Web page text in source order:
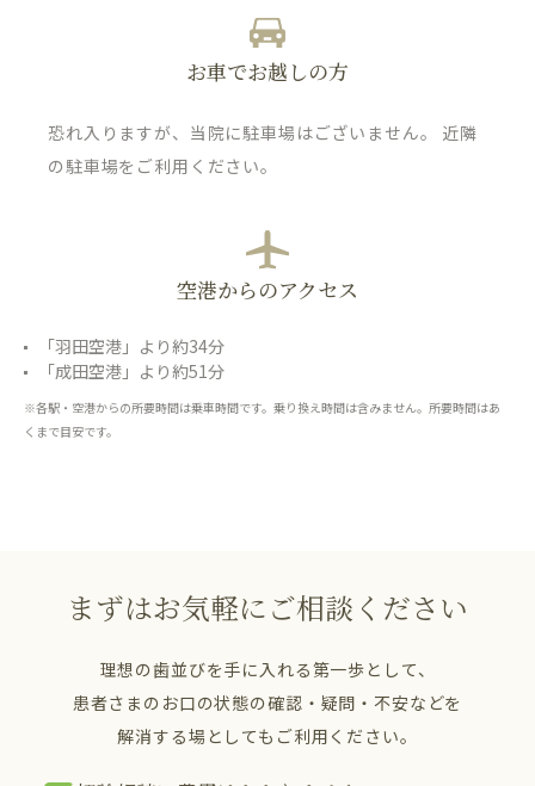
お車でお越しの方
恐れ入りますが、当院に駐車場はございません。 近隣
の駐車場をご利用ください。
空港からのアクセス
「羽田空港」より約34分
「成田空港」より約51分
※各駅・空港からの所要時間は乗車時間です。乗り換え時間は含みません。所要時間はあ
くまで目安です。
まずはお気軽にご相談ください
理想の歯並びを手に入れる第一歩として、
患者さまのお口の状態の確認・疑問・不安などを
解消する場としてもご利用ください。